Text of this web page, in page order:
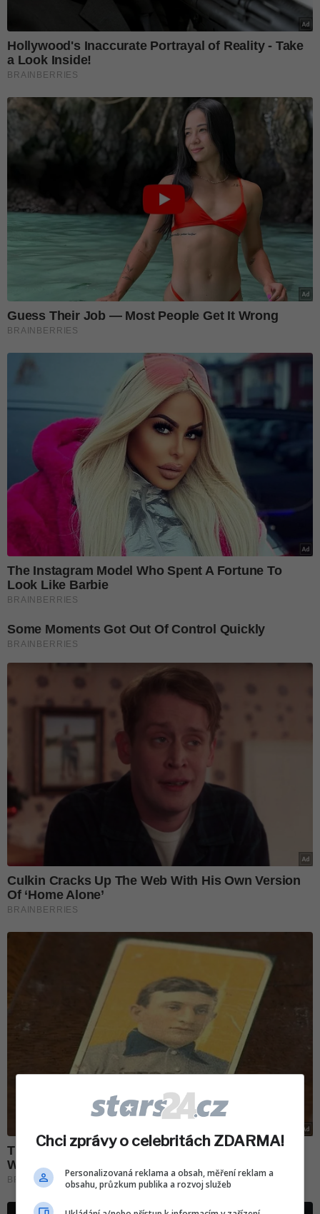
Chci zprávy o celebritách ZDARMA!
Personalizovaná reklama a obsah, měření reklam a
obsahu, průzkum publika a rozvoj služeb